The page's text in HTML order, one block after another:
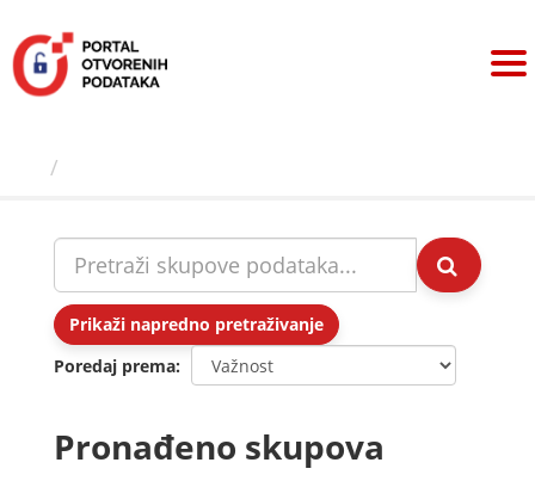
sadržaj
Prikaži napredno pretraživanje
Poredaj prema
Pronađeno skupova